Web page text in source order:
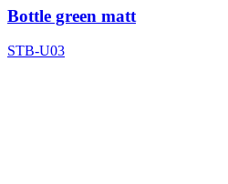
Bottle green matt
STB-U03